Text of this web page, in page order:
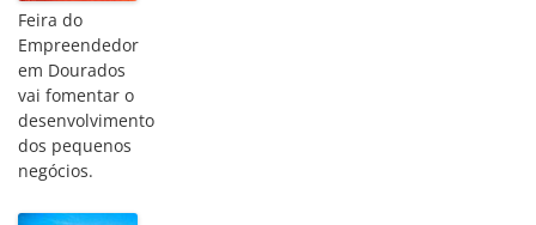
Feira do
Empreendedor
em Dourados
vai fomentar o
desenvolvimento
dos pequenos
negócios.